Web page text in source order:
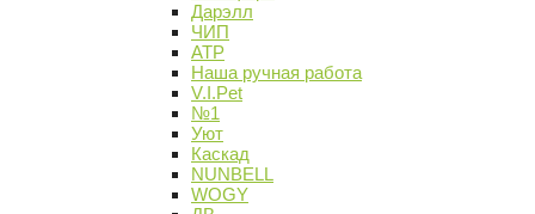
Дарэлл
ЧИП
АТР
Наша ручная работа
V.I.Pet
№1
Уют
Каскад
NUNBELL
WOGY